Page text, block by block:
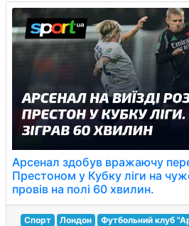
Арсенал здобув вражаючу
Престоном у Кубку ліги на
провів на полі 60 хвилин.
Спорт Лондон Футбольний клуб